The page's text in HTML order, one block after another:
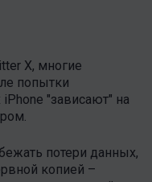
X, многие
попытки
"зависают" на
потери данных,
копией –